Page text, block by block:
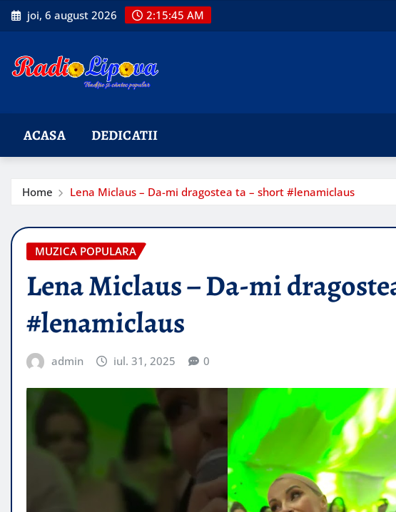
Skip
to
joi, 6 august 2026 2:15:46 AM
ACASA DEDICATII
Home Lena Miclaus – Da-mi dragostea ta – short #lenamiclaus
MUZICA POPULARA
Lena Miclaus – Da-mi
#lenamiclaus
admin iul. 31, 2025 0